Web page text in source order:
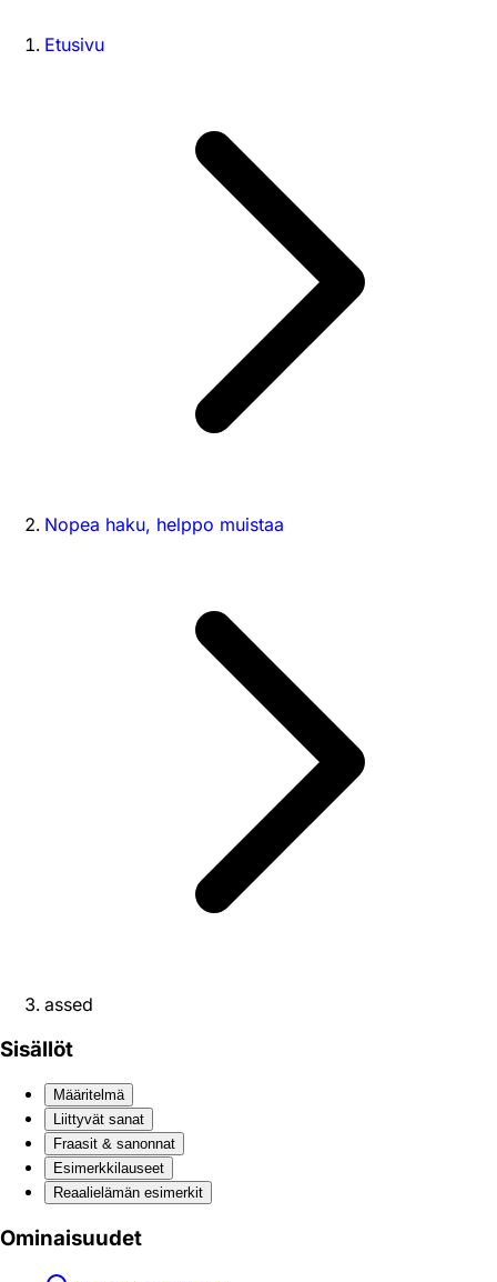
Etusivu
Nopea haku, helppo muistaa
assed
Sisällöt
Määritelmä
Liittyvät sanat
Fraasit & sanonnat
Esimerkkilauseet
Reaali­elämän esimerkit
Ominaisuudet